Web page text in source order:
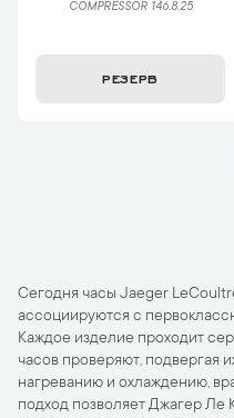
COMPRESSOR 146.8.25
РЕЗЕРВ
Сегодня часы Jaeger
ассоциируются с
Каждое изделие проходит
часов проверяют, подвергая
нагреванию и охлаждению,
подход позволяет Джагер Ле